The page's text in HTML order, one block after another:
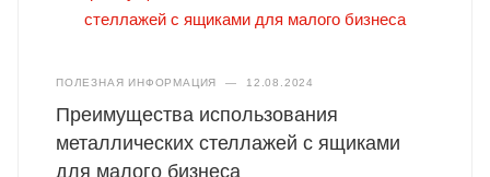
ПОЛЕЗНАЯ ИНФОРМАЦИЯ — 12.08.2024
Преимущества использования
металлических стеллажей с ящиками
для малого бизнеса